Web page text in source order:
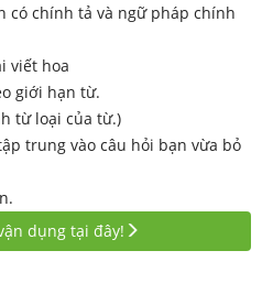
có chính tả và ngữ pháp chính
viết hoa
giới hạn từ.
từ loại của từ.)
trung vào câu hỏi bạn vừa bỏ
dụng tại đây!